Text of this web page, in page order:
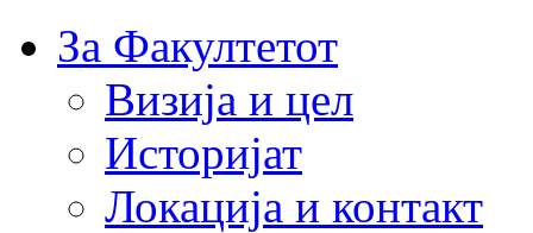
За Факултетот
Визија и цел
Историјат
Локација и контакт